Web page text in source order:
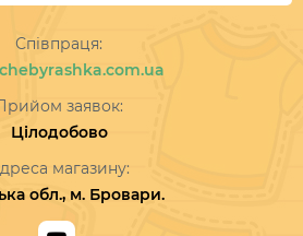
Співпраця:
заявок:
Цілодобово
магазину:
обл., м. Бровари.